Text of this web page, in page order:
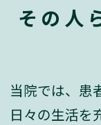
その人
当院では、患
日々の生活を